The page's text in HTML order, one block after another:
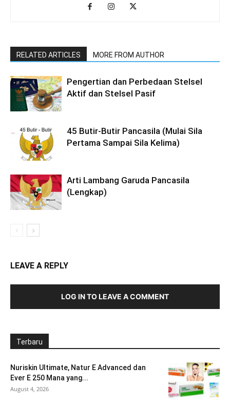
RELATED ARTICLES MORE FROM AUTHOR
Pengertian dan Perbedaan Stelsel
Aktif dan Stelsel Pasif
45 Butir-Butir Pancasila (Mulai Sila
Pertama Sampai Sila Kelima)
Arti Lambang Garuda Pancasila
(Lengkap)
LEAVE A REPLY
LOG IN TO LEAVE A COMMENT
Terbaru
Nuriskin Ultimate, Natur E Advanced dan
Ever E 250 Mana yang...
August 4, 2026